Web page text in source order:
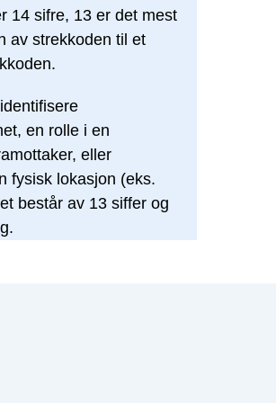
14 sifre, 13 er det mest
av strekkoden til et
en rolle i en
eller
fysisk lokasjon (eks.
består av 13 siffer og